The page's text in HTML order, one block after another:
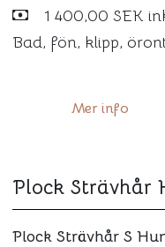
1 400,00 SEK
Bad, fön, klipp,
Mer info
Plock Strävhår
Plock Strävhår S